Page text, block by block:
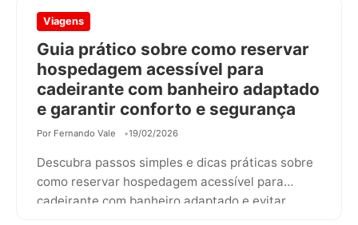
Viagens
Guia prático sobre como reservar
hospedagem acessível para
cadeirante com banheiro adaptado
e garantir conforto e segurança
Por Fernando Vale 19/02/2026
Descubra passos simples e dicas práticas sobre
como reservar hospedagem acessível para
cadeirante com banheiro adaptado e evitar